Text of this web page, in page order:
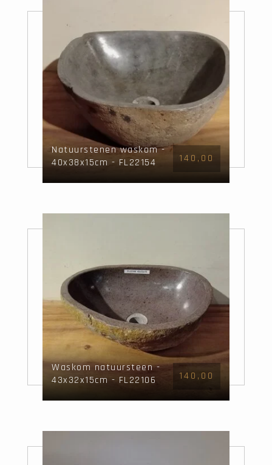
Natuurstenen waskom -
40x38x15cm - FL22154
140,00
Waskom natuursteen -
43x32x15cm - FL22106
140,00